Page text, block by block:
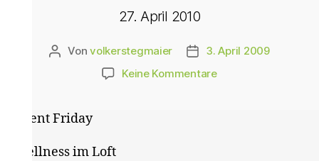
27. April 2010
Beitragsautor
Vonvolkerstegmaier Veröffentlichungsdatum
3. April 2009
Keine Kommentarezu
Silent Friday
Wellness im Loft